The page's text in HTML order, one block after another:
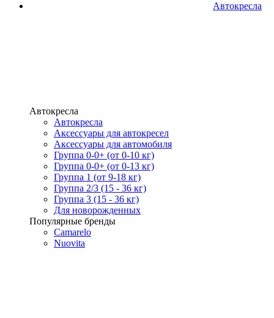
Автокресла
Автокресла
Автокресла
Аксессуары для автокресел
Аксессуары для автомобиля
Группа 0-0+ (от 0-10 кг)
Группа 0-0+ (от 0-13 кг)
Группа 1 (от 9-18 кг)
Группа 2/3 (15 - 36 кг)
Группа 3 (15 - 36 кг)
Для новорожденных
Популярные бренды
Camarelo
Nuovita